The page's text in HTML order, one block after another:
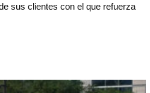
sus clientes con el que refuerza